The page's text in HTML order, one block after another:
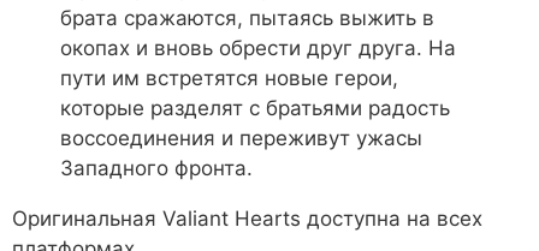
брата сражаются, пытаясь выжить в
окопах и вновь обрести друг друга. На
пути им встретятся новые герои,
которые разделят с братьями радость
воссоединения и переживут ужасы
Западного фронта.
Оригинальная Valiant Hearts доступна на всех